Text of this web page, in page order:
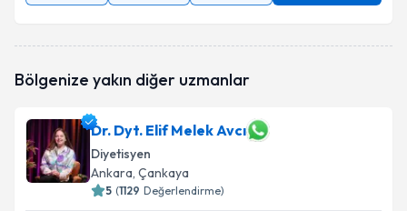
Bölgenize yakın diğer uzmanlar
Dr. Dyt. Elif Melek Avcı
Diyetisyen
Ankara, Çankaya
5 (1129 Değerlendirme)